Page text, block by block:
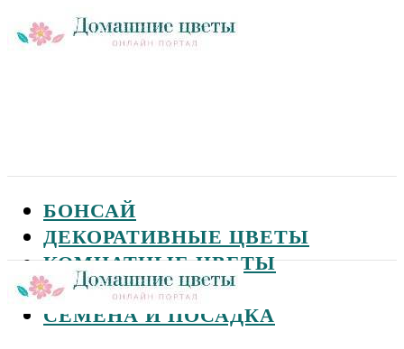
БОНСАЙ
ДЕКОРАТИВНЫЕ ЦВЕТЫ
КОМНАТНЫЕ ЦВЕТЫ
САДОВЫЕ ЦВЕТЫ
СЕМЕНА И ПОСАДКА